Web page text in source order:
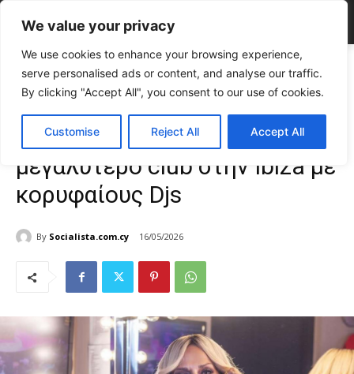
We value your privacy
We use cookies to enhance your browsing experience,
serve personalised ads or content, and analyse our traffic.
By clicking "Accept All", you consent to our use of cookies.
Customise Reject All Accept All
Home CELEBRITIES
Άννα Βίσση: Διασκέδασε στο μεγαλύτερο club
στην Ibiza με κορυφαίους Djs
Άννα Βίσση: Διασκέδασε στο
μεγαλύτερο club στην Ibiza με
κορυφαίους Djs
By Socialista.com.cy 16/05/2026